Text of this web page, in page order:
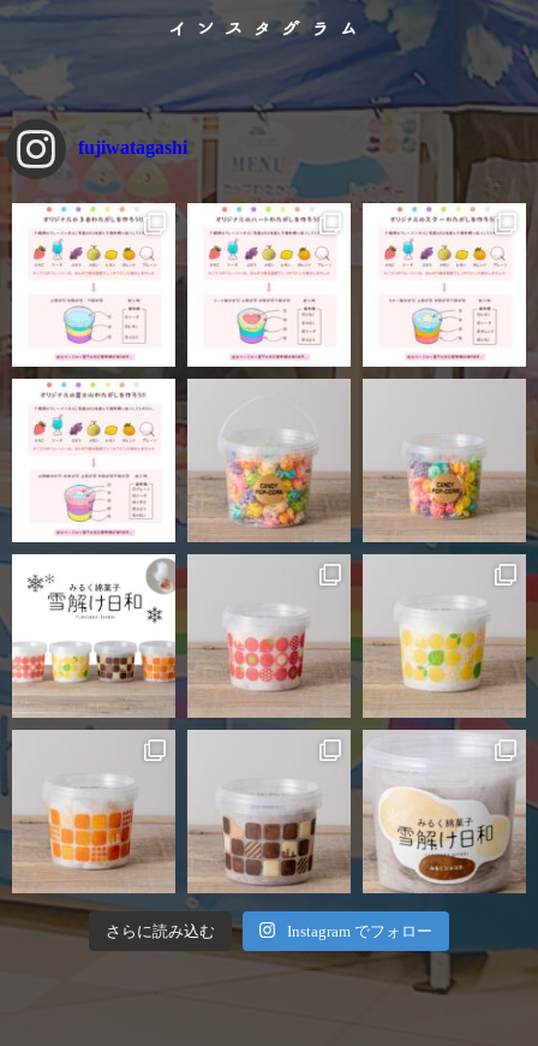
インスタグラム
fujiwatagashi
さらに読み込む Instagram でフォロー